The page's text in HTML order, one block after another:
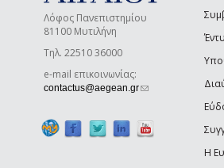
Λόφος Πανεπιστημίου
81100 Μυτιλήνη
Τηλ. 22510 36000
e-mail επικοινωνίας:
contactus@aegean.gr(link sends e-mail)
Η